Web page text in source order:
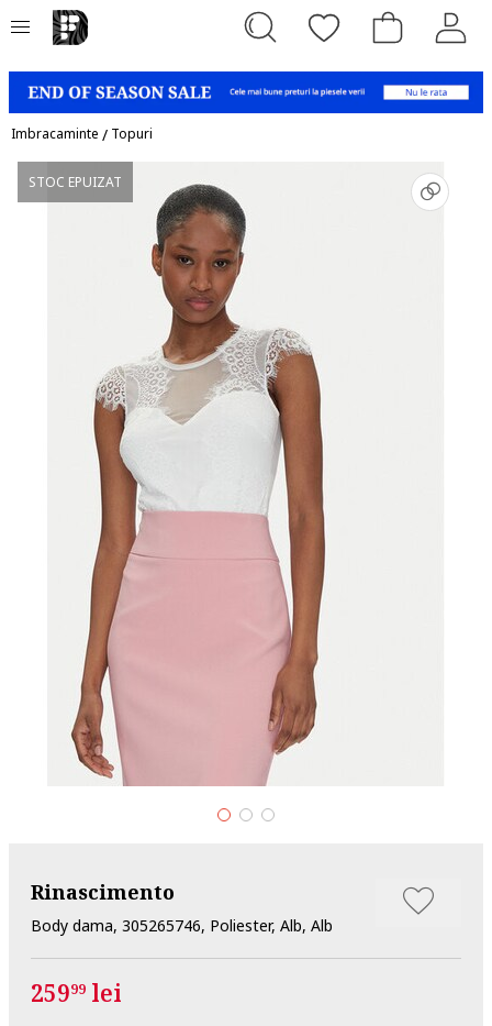
Imbracaminte / Topuri
STOC EPUIZAT
Rinascimento
Body dama, 305265746, Poliester, Alb, Alb
25999 lei